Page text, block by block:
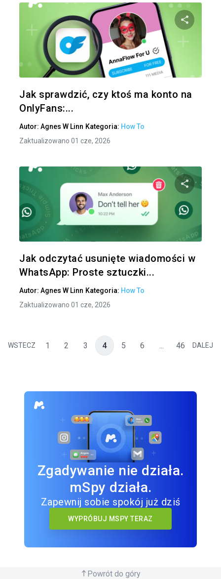
Jak sprawdzić, czy ktoś ma konto na
OnlyFans:...
Autor: Agnes W Linn Kategoria: How To
Zaktualizowano 01 cze, 2026
Jak odczytać usunięte wiadomości w
WhatsApp: Proste sztuczki...
Autor: Agnes W Linn Kategoria: How To
Zaktualizowano 01 cze, 2026
WSTECZ 1 2 3 4 5 6 ... 46 DALEJ
Zgadywanie nie działa.
mSpy działa.
Zapewnij sobie spokój już dziś
WYPRÓBUJ MSPY TERAZ
Powrót do góry